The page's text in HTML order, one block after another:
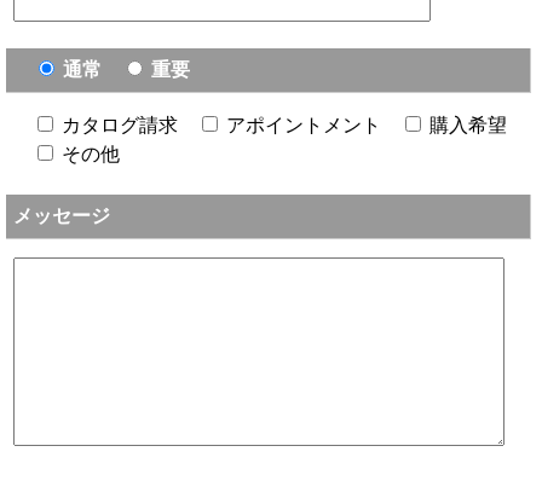
通常 重要
カタログ請求 アポイントメント
購入希望
その他
メッセージ